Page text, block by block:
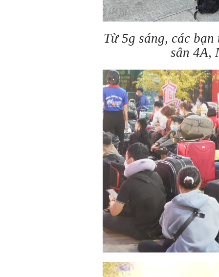
Từ 5g sáng, các
sân 4A,